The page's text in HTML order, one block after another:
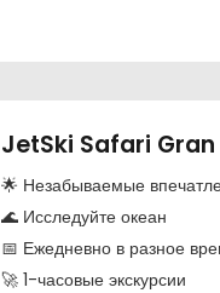
JetSki Safari
🌟 Незабываемые
🌊 Исследуйте океан
📅 Ежедневно в разное
🚀 1-часовые экскурсии